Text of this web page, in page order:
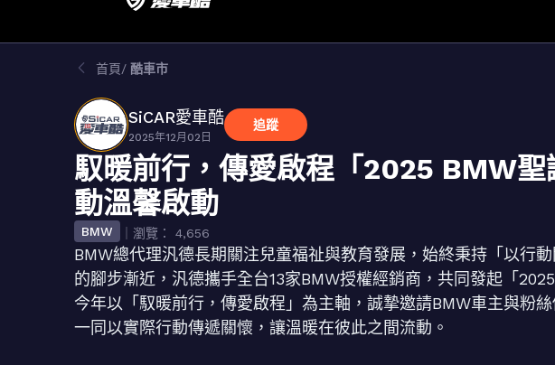
首頁 酷車市
SiCAR愛車酷
2025年12月02日
追蹤
馭暖前行，傳愛啟程「2025 BMW
動溫馨啟動
BMW ｜瀏覽： 4,656
BMW總代理汎德長期關注兒童福祉與教育發展，始終秉持「以行
的腳步漸近，汎德攜手全台13家BMW授權經銷商，共同發起「
今年以「馭暖前行，傳愛啟程」為主軸，誠摯邀請BMW車主與粉
一同以實際行動傳遞關懷，讓溫暖在彼此之間流動。